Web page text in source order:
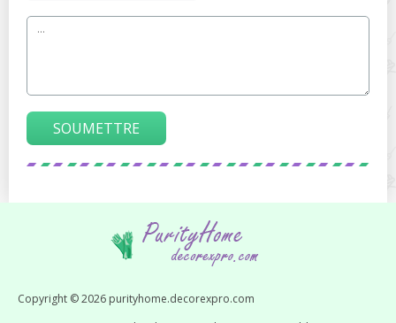
SOUMETTRE
Copyright © 2026 purityhome.decorexpro.com